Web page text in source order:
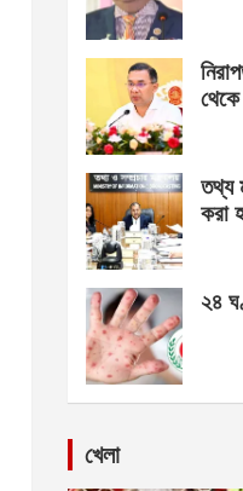
থেকে
তথ্য
করা
২৪
খেলা